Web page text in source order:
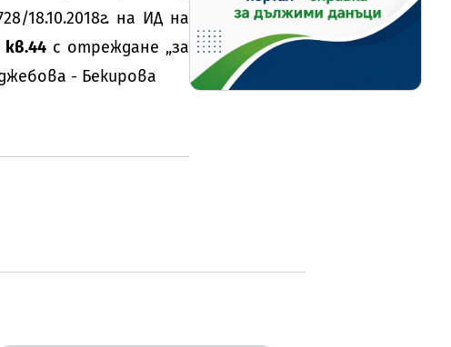
18.10.2018г. на ИД на
кв.44 с отреждане „за
- Бекирова